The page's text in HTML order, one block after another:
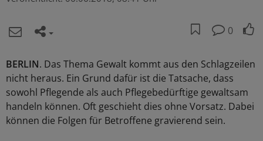
0
BERLIN. Das Thema Gewalt kommt aus den Schlagzeilen
nicht heraus. Ein Grund dafür ist die Tatsache, dass
sowohl Pflegende als auch Pflegebedürftige gewaltsam
handeln können. Oft geschieht dies ohne Vorsatz. Dabei
können die Folgen für Betroffene gravierend sein.